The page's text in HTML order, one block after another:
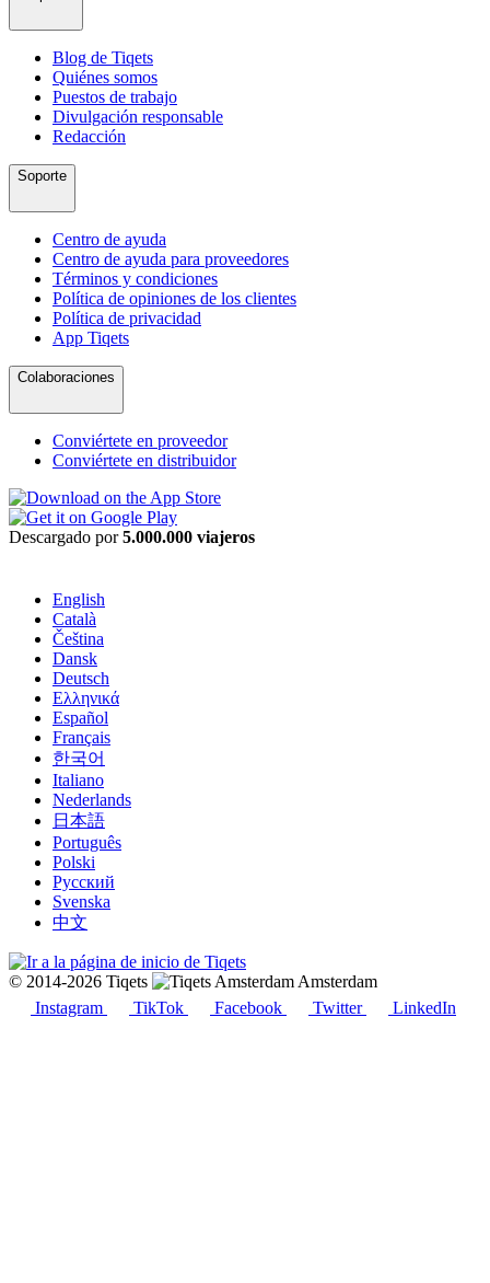
Blog de Tiqets
Quiénes somos
Puestos de trabajo
Divulgación responsable
Redacción
Soporte
Centro de ayuda
Centro de ayuda para proveedores
Términos y condiciones
Política de opiniones de los clientes
Política de privacidad
App Tiqets
Colaboraciones
Conviértete en proveedor
Conviértete en distribuidor
Descargado por5.000.000 viajeros
English
Català
Čeština
Dansk
Deutsch
Ελληνικά
Español
Français
한국어
Italiano
Nederlands
日本語
Português
Polski
Русский
Svenska
中文
© 2014-2026 Tiqets
Amsterdam
Instagram
TikTok Facebook Twitter LinkedIn